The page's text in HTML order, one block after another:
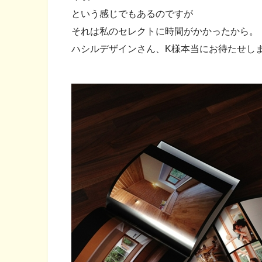
という感じでもあるのですが
それは私のセレクトに時間がかかったから。
ハシルデザインさん、K様本当にお待たせし